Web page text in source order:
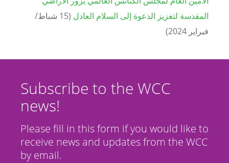
المقدسة لتعزيز الدعوة إلى السلام العادل (
15 شباط/
فبراير 2024
)
Subscribe to the WCC
news!
Please fill in this form if you would like to
receive news and updates from the WCC
by email.